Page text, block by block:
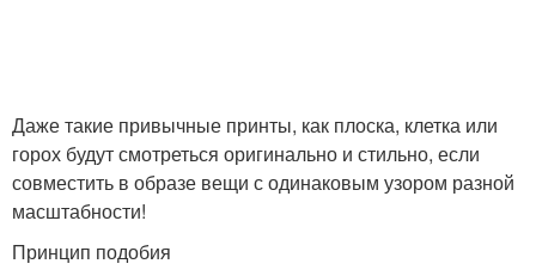
Даже такие привычные принты, как плоска, клетка или
горох будут смотреться оригинально и стильно, если
совместить в образе вещи с одинаковым узором разной
масштабности!
Принцип подобия